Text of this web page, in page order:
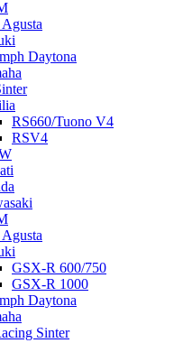
Daytona
RS660/Tuono V4
RSV4
GSX-R 600/750
GSX-R 1000
Daytona
Sinter